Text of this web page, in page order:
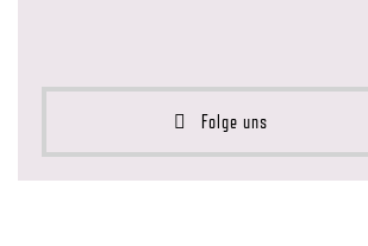
Folge uns